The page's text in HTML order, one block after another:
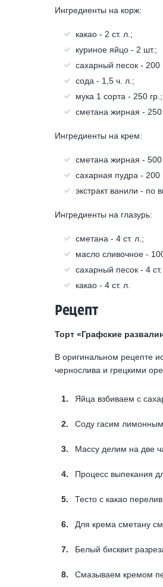
Ингредиенты на корж:
какао - 2 ст. л.;
куриное яйцо - 2 шт.;
сахарный песок - 200
сода - 1,5 ч. л.;
мука 1 сорта - 250 гр.;
сметана жирная - 250
Ингредиенты на крем:
сметана жирная - 500
сахарная пудра - 200
экстракт ванили - по
Ингредиенты на глазурь:
сметана - 4 ст. л.;
масло сливочное -
сахарный песок - 4
какао - 4 ст. л.
Рецепт
Торт «Графские
В оригинальном рецепте
чернослива и грецкими
Яйца взбиваем с
Соду гасим
Массу делим на две
Процесс выпекания
Тесто с какао
Для крема сметану
Белый бисквит
Смазываем кремом